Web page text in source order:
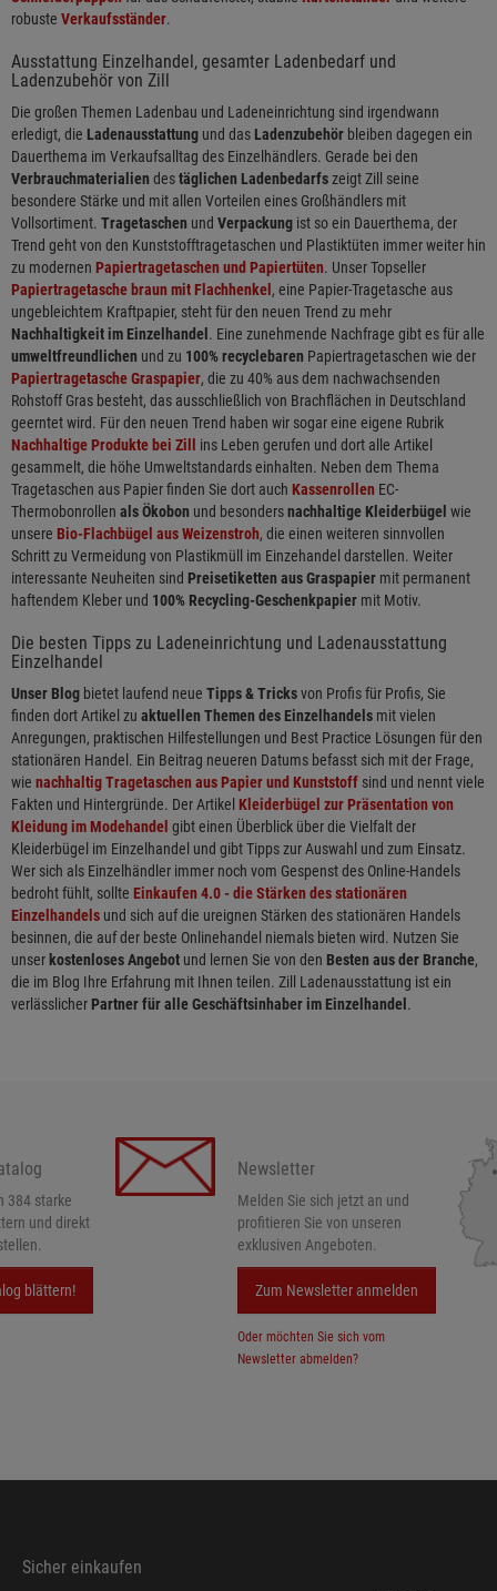
robuste Verkaufsständer.
Ausstattung Einzelhandel, gesamter Ladenbedarf und
Ladenzubehör von Zill
Die großen Themen Ladenbau und Ladeneinrichtung sind irgendwann
erledigt, die Ladenausstattung und das Ladenzubehör bleiben dagegen ein
Dauerthema im Verkaufsalltag des Einzelhändlers. Gerade bei den
Verbrauchmaterialien destäglichen Ladenbedarfszeigt Zill seine
besondere Stärke und mit allen Vorteilen eines Großhändlers mit
Vollsortiment. Tragetaschen und Verpackung ist so ein Dauerthema, der
Trend geht von den Kunststofftragetaschen und Plastiktüten immer weiter hin
zu modernen Papiertragetaschen und Papiertüten. Unser Topseller
Papiertragetasche braun mit Flachhenkel , eine Papier-Tragetasche aus
ungebleichtem Kraftpapier, steht für den neuen Trend zu mehr
Nachhaltigkeit im Einzelhandel . Eine zunehmende Nachfrage gibt es für alle
umweltfreundlichen und zu 100% recyclebaren Papiertragetaschen wie der
Papiertragetasche Graspapier, die zu 40% aus dem nachwachsenden
Rohstoff Gras besteht, das ausschließlich von Brachflächen in Deutschland
geerntet wird. Für den neuen Trend haben wir sogar eine eigene Rubrik
Nachhaltige Produkte bei Zill
ins Leben gerufen und dort alle Artikel
gesammelt, die höhe Umweltstandards einhalten. Neben dem Thema
Tragetaschen aus Papier finden Sie dort auch Kassenrollen EC-
Thermobonrollen als Ökobon und besondersnachhaltige Kleiderbügel wie
unsere Bio-Flachbügel aus Weizenstroh, die einen weiteren sinnvollen
Schritt zu Vermeidung von Plastikmüll im Einzehandel darstellen. Weiter
interessante Neuheiten sind Preisetiketten aus Graspapier mit permanent
haftendem Kleber und 100% Recycling-Geschenkpapier mit Motiv.
Die besten Tipps zu Ladeneinrichtung und Ladenausstattung
Einzelhandel
Unser Blog bietet laufend neue Tipps & Tricksvon Profis für Profis, Sie
finden dort Artikel zu aktuellen Themen des Einzelhandels mit vielen
Anregungen, praktischen Hilfestellungen und Best Practice Lösungen für den
stationären Handel. Ein Beitrag neueren Datums befasst sich mit der Frage,
wie nachhaltig Tragetaschen aus Papier und Kunststoff sind und nennt viele
Fakten und Hintergründe. Der Artikel Kleiderbügel zur Präsentation von
Kleidung im Modehandel gibt einen Überblick über die Vielfalt der
Kleiderbügel im Einzelhandel und gibt Tipps zur Auswahl und zum Einsatz.
Wer sich als Einzelhändler immer noch vom Gespenst des Online-Handels
bedroht fühlt, sollte Einkaufen 4.0 - die Stärken des stationären
Einzelhandels und sich auf die ureignen Stärken des stationären Handels
besinnen, die auf der beste Onlinehandel niemals bieten wird. Nutzen Sie
unser kostenloses Angebot und lernen Sie von den Besten aus der Branche,
die im Blog Ihre Erfahrung mit Ihnen teilen. Zill Ladenausstattung ist ein
verlässlicher Partner für alle Geschäftsinhaber im Einzelhandel .
384 starke
und direkt
blättern!
Newsletter
Melden Sie sich jetzt an und
profitieren Sie von unseren
exklusiven Angeboten.
Zum Newsletter anmelden
Oder möchten Sie sich vom
Newsletter abmelden?
Sicher einkaufen